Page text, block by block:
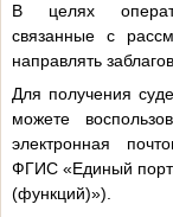
В целях
связанные с
направлять
Для получения
можете
электронная
ФГИС «Единый
(функций)»).